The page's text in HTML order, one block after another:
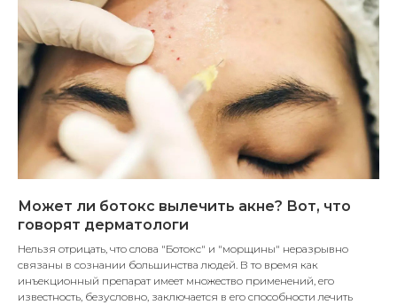
Может ли ботокс вылечить акне? Вот, что
говорят дерматологи
Нельзя отрицать, что слова "Ботокс" и "морщины" неразрывно
связаны в сознании большинства людей. В то время как
инъекционный препарат имеет множество применений, его
известность, безусловно, заключается в его способности лечить